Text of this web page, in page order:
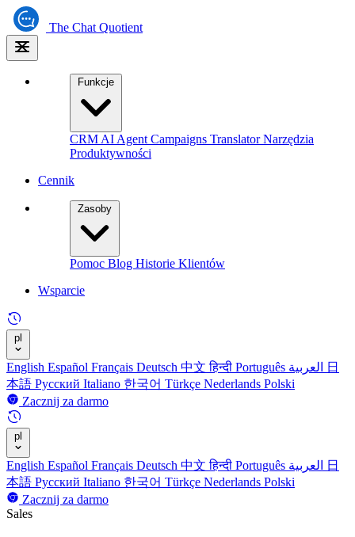
The Chat Quotient
Funkcje
CRM AI Agent Campaigns TranslatorNarzędzia
Produktywności
Cennik
Zasoby
Pomoc Blog Historie Klientów
Wsparcie
pl
English Español Français Deutsch 中文हिन्दी Português
日
本語 Русский Italiano 한국어 Türkçe Nederlands Polski
Zacznij za darmo
pl
English Español Français Deutsch 中文हिन्दी Português
日
本語 Русский Italiano 한국어 Türkçe Nederlands Polski
Zacznij za darmo
Sales